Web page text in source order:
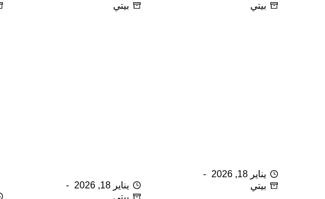
بيتي
بيتي
يناير 18, 2026
بيتي
يناير 18, 2026